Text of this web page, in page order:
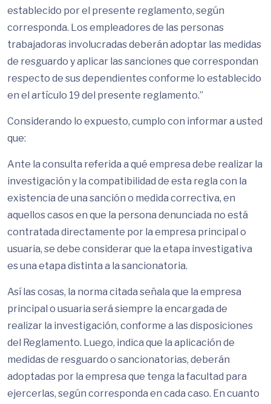
establecido por el presente reglamento, según
corresponda. Los empleadores de las personas
trabajadoras involucradas deberán adoptar las medidas
de resguardo y aplicar las sanciones que correspondan
respecto de sus dependientes conforme lo establecido
en el artículo 19 del presente reglamento.”
Considerando lo expuesto, cumplo con informar a usted
que:
Ante la consulta referida a qué empresa debe realizar la
investigación y la compatibilidad de esta regla con la
existencia de una sanción o medida correctiva, en
aquellos casos en que la persona denunciada no está
contratada directamente por la empresa principal o
usuaria, se debe considerar que la etapa investigativa
es una etapa distinta a la sancionatoria.
Así las cosas, la norma citada señala que la empresa
principal o usuaria será siempre la encargada de
realizar la investigación, conforme a las disposiciones
del Reglamento. Luego, indica que la aplicación de
medidas de resguardo o sancionatorias, deberán
adoptadas por la empresa que tenga la facultad para
ejercerlas, según corresponda en cada caso. En cuanto